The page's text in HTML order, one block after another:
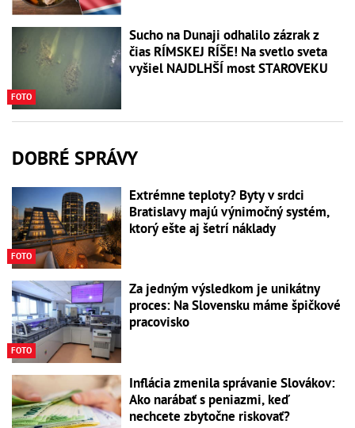
FOTO
Sucho na Dunaji odhalilo zázrak z
čias RÍMSKEJ RÍŠE! Na svetlo sveta
vyšiel NAJDLHŠÍ most STAROVEKU
DOBRÉ SPRÁVY
FOTO
Extrémne teploty? Byty v srdci
Bratislavy majú výnimočný systém,
ktorý ešte aj šetrí náklady
FOTO
Za jedným výsledkom je unikátny
proces: Na Slovensku máme špičkové
pracovisko
Inflácia zmenila správanie Slovákov:
Ako narábať s peniazmi, keď
nechcete zbytočne riskovať?